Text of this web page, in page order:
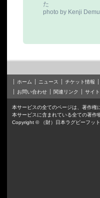
た
photo by Kenji
ホーム ニュース チケット情報
お問い合わせ
関連リンク サイ
本サービスの全てのページは、著作権
本サービスに含まれている全ての著作
Copyright © （財）日本ラグビーフッ